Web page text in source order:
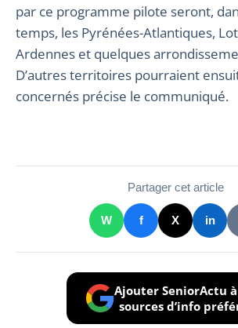
par ce programme pilote seront,
temps, les Pyrénées-Atlantiques,
Ardennes et quelques
D’autres territoires pourraient
concernés précise le communiqué.
Partager cet article
W f X in
Ajouter SeniorActu
sources d’info